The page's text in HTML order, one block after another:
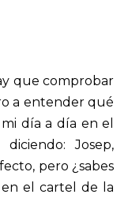
que comprobar
a entender qué
día a día en el
Josep,
pero ¿sabes
el cartel de la